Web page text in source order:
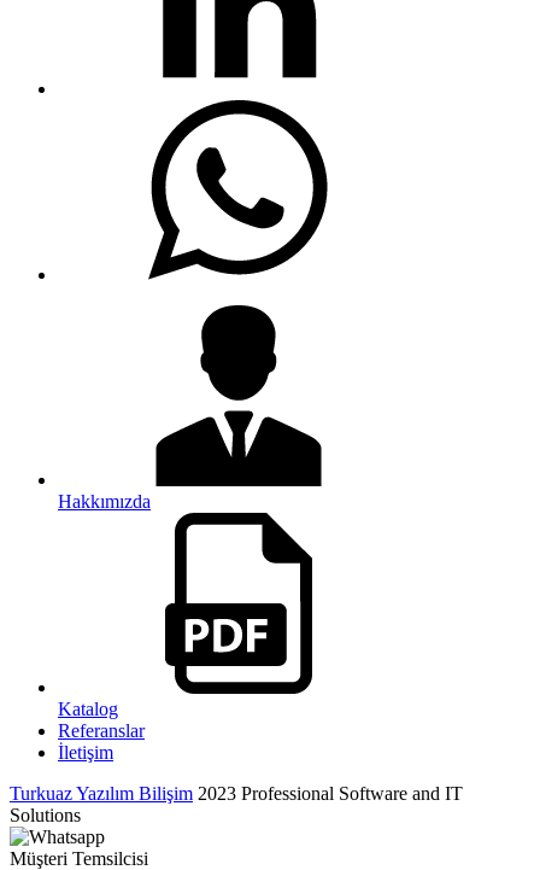
Hakkımızda
Katalog
Referanslar
İletişim
Turkuaz Yazılım Bilişim 2023 Professional Software and IT
Solutions
Müşteri Temsilcisi